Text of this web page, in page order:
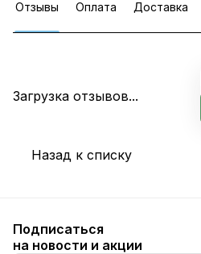
Отзывы Оплата Доставка
Загрузка отзывов...
Назад к списку
Подписаться
на новости и акции